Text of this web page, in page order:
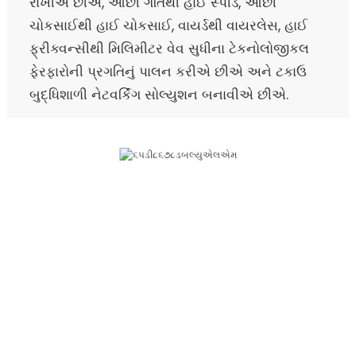
ચોકસાઈથી હાઈ ચોકસાઈ, વાયર્ડથી વાયરલેસ, હાઈ
ફ્રીક્વન્સીથી મિલિમીટર વેવ સુધીના ટેકનોલોજીકલ
ફેરફારોની પ્રગતિનું પાલન કરીએ છીએ અને ટકાઉ
બુદ્ધિશાળી નેટવર્કિંગ સોલ્યુશન બનાવીએ છીએ.